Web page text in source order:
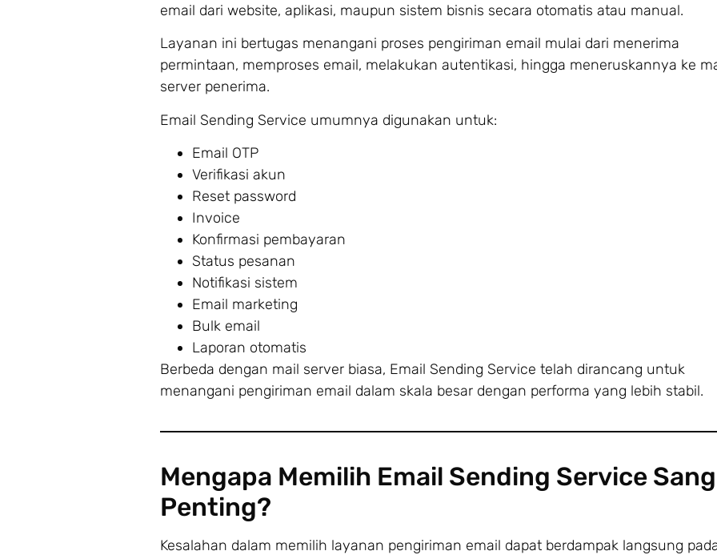
email dari website, aplikasi, maupun sistem bisnis secara otomatis atau manual.
Layanan ini bertugas menangani proses pengiriman email mulai dari menerima
permintaan, memproses email, melakukan autentikasi, hingga meneruskannya ke
server penerima.
Email Sending Service umumnya digunakan untuk:
Email OTP
Verifikasi akun
Reset password
Invoice
Konfirmasi pembayaran
Status pesanan
Notifikasi sistem
Email marketing
Bulk email
Laporan otomatis
Berbeda dengan mail server biasa, Email Sending Service telah dirancang untuk
menangani pengiriman email dalam skala besar dengan performa yang lebih stabil.
Mengapa Memilih Email Sending Service
Penting?
Kesalahan dalam memilih layanan pengiriman email dapat berdampak langsung